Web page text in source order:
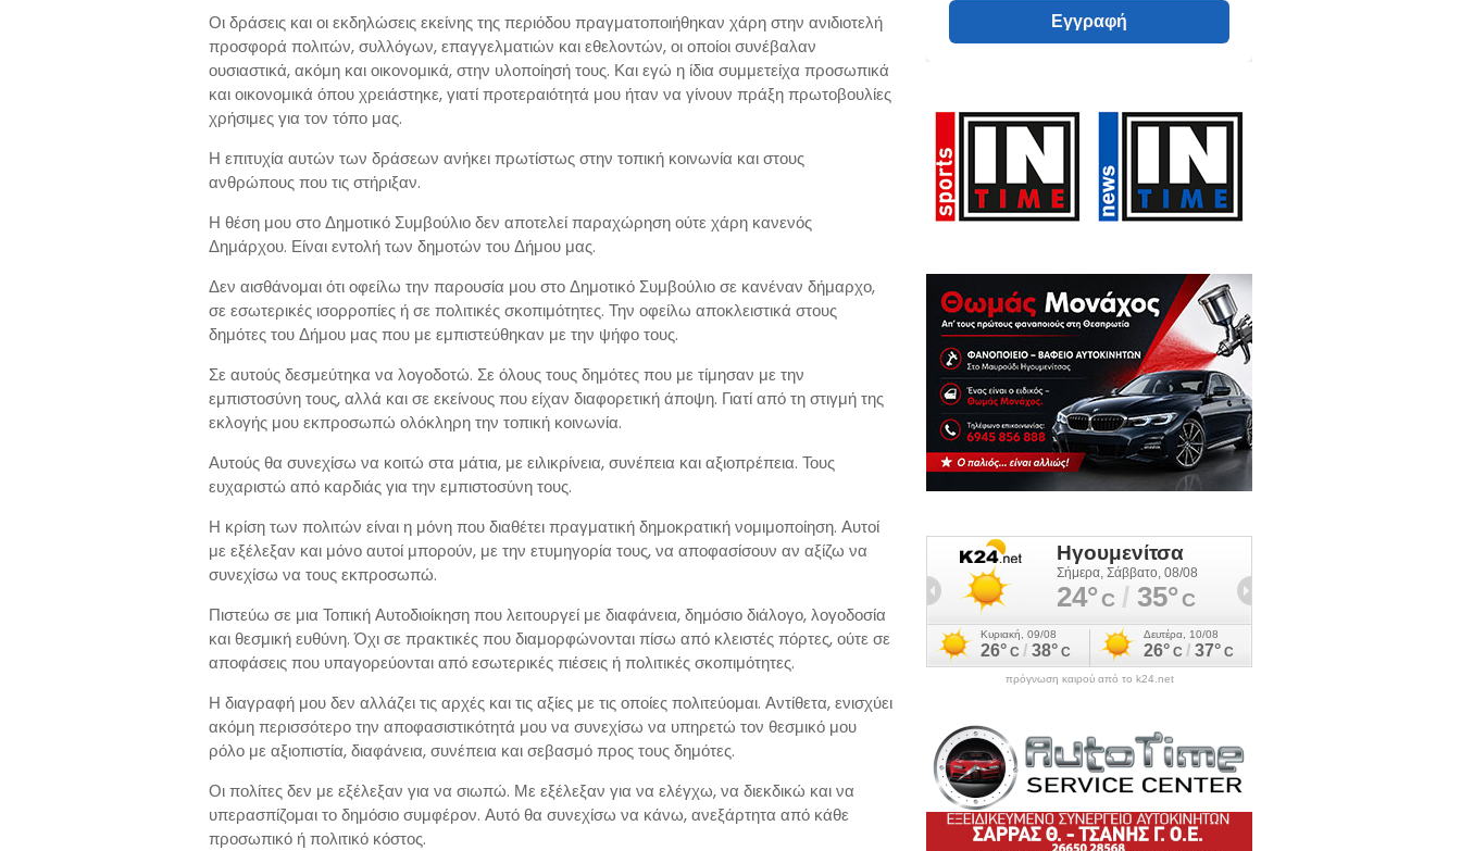
Οι δράσεις και οι εκδηλώσεις εκείνης της περιόδου πραγματοποιήθηκαν χάρη στην ανιδιοτελή
προσφορά πολιτών, συλλόγων, επαγγελματιών και εθελοντών, οι οποίοι συνέβαλαν
ουσιαστικά, ακόμη και οικονομικά, στην υλοποίησή τους. Και εγώ η ίδια συμμετείχα προσωπικά
και οικονομικά όπου χρειάστηκε, γιατί προτεραιότητά μου ήταν να γίνουν πράξη πρωτοβουλίες
χρήσιμες για τον τόπο μας.
Η επιτυχία αυτών των δράσεων ανήκει πρωτίστως στην τοπική κοινωνία και στους
ανθρώπους που τις στήριξαν.
Η θέση μου στο Δημοτικό Συμβούλιο δεν αποτελεί παραχώρηση ούτε χάρη κανενός
Δημάρχου. Είναι εντολή των δημοτών του Δήμου μας.
Δεν αισθάνομαι ότι οφείλω την παρουσία μου στο Δημοτικό Συμβούλιο σε κανέναν δήμαρχο,
σε εσωτερικές ισορροπίες ή σε πολιτικές σκοπιμότητες. Την οφείλω αποκλειστικά στους
δημότες του Δήμου μας που με εμπιστεύθηκαν με την ψήφο τους.
Σε αυτούς δεσμεύτηκα να λογοδοτώ. Σε όλους τους δημότες που με τίμησαν με την
εμπιστοσύνη τους, αλλά και σε εκείνους που είχαν διαφορετική άποψη. Γιατί από τη στιγμή της
εκλογής μου εκπροσωπώ ολόκληρη την τοπική κοινωνία.
Αυτούς θα συνεχίσω να κοιτώ στα μάτια, με ειλικρίνεια, συνέπεια και αξιοπρέπεια. Τους
ευχαριστώ από καρδιάς για την εμπιστοσύνη τους.
Η κρίση των πολιτών είναι η μόνη που διαθέτει πραγματική δημοκρατική νομιμοποίηση. Αυτοί
με εξέλεξαν και μόνο αυτοί μπορούν, με την ετυμηγορία τους, να αποφασίσουν αν αξίζω να
συνεχίσω να τους εκπροσωπώ.
Πιστεύω σε μια Τοπική Αυτοδιοίκηση που λειτουργεί με διαφάνεια, δημόσιο διάλογο, λογοδοσία
και θεσμική ευθύνη. Όχι σε πρακτικές που διαμορφώνονται πίσω από κλειστές πόρτες, ούτε σε
αποφάσεις που υπαγορεύονται από εσωτερικές πιέσεις ή πολιτικές σκοπιμότητες.
Η διαγραφή μου δεν αλλάζει τις αρχές και τις αξίες με τις οποίες πολιτεύομαι. Αντίθετα, ενισχύει
ακόμη περισσότερο την αποφασιστικότητά μου να συνεχίσω να υπηρετώ τον θεσμικό μου
ρόλο με αξιοπιστία, διαφάνεια, συνέπεια και σεβασμό προς τους δημότες.
Οι πολίτες δεν με εξέλεξαν για να σιωπώ. Με εξέλεξαν για να ελέγχω, να διεκδικώ και να
υπερασπίζομαι το δημόσιο συμφέρον. Αυτό θα συνεχίσω να κάνω, ανεξάρτητα από κάθε
προσωπικό ή πολιτικό κόστος.
Εγγραφή
πρόγνωση καιρού από το k24.net